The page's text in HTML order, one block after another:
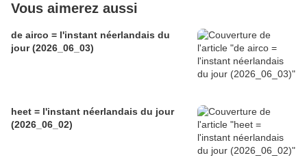
Vous aimerez aussi
de airco = l'instant néerlandais du
jour (2026_06_03)
heet = l'instant néerlandais du jour
(2026_06_02)